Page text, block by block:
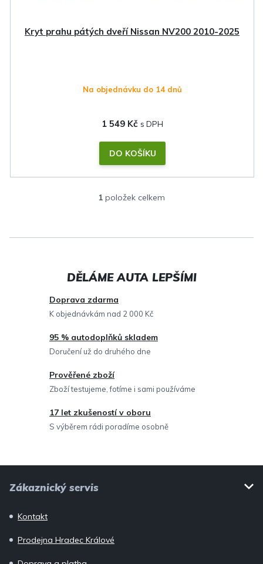
Kryt prahu pátých dveří Nissan NV200 2010-2025
Na objednávku do 14 dnů
1 549 Kč
DO KOŠÍKU
O
l
a
í
p
r
y
v
ý
1 položek celkem
Doprava zdarma
K objednávkám nad 2 000 Kč
95 % autodoplňků skladem
Doručení už do druhého dne
Prověřené zboží
Zboží testujeme, fotíme i sami používáme
17 let zkušeností v oboru
S výběrem rádi poradíme osobně
Zákaznický servis
Kontakt
Prodejna Hradec Králové